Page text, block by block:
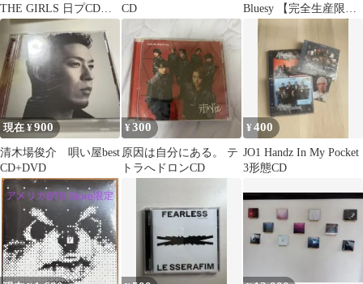
THE GIRLS 日プCD
ME:I ミーアイ
CD
Bluesy 【完全生産限定
盤】未開封
現在 ¥900
清木場俊介 唄い屋best
CD+DVD
¥300
原因は自分にある。 テ
トラへドロンCD
¥400
JO1 Handz In My Pocket
3形態CD